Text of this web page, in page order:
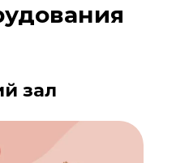
зал